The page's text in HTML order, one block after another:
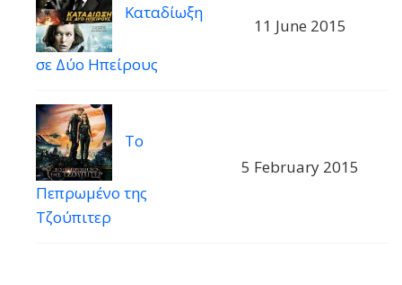
Καταδίωξη
σε Δύο Ηπείρους
11 June 2015
Το
Πεπρωμένο της
Τζούπιτερ
5 February 2015